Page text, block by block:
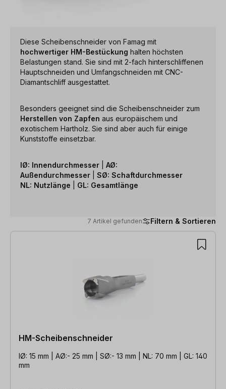
Diese Scheibenschneider von Famag mit
hochwertiger HM-Bestückung halten höchsten
Belastungen stand. Sie sind mit 2-fach hinterschliffenen
Hauptschneiden und Umfangschneiden mit CNC-
Diamantschliff ausgestattet.
Besonders geeignet sind die Scheibenschneider zum
Herstellen von Zapfen aus europäischem und
exotischem Hartholz. Sie sind aber auch für einige
Kunststoffe einsetzbar.
IØ: Innendurchmesser
AØ:
Außendurchmesser
SØ: Schaftdurchmesser
NL: Nutzlänge
GL: Gesamtlänge
7 Artikel gefunden Filtern & Sortieren
7 Artikel gefunden
HM-Scheibenschneider
IØ: 15 mm | AØ:- 25 mm | SØ:- 13 mm | NL: 70 mm | GL: 140
mm